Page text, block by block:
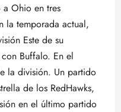
Ohio en tres
la temporada actual,
Este de su
Buffalo. En el
la división. Un partido
de los RedHawks,
en el último partido